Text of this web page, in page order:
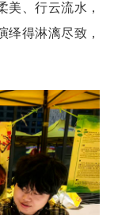
美、行云流水，
绎得淋漓尽致，